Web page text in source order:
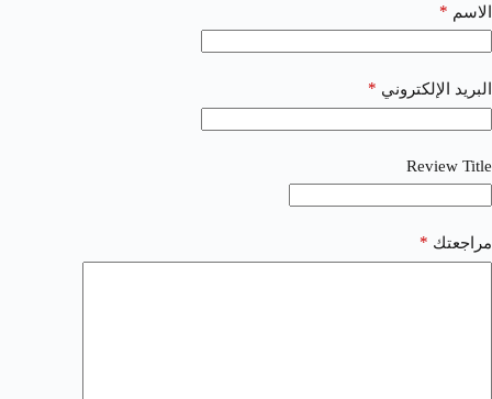
الاسم *
البريد الإلكتروني *
Review Title
مراجعتك *